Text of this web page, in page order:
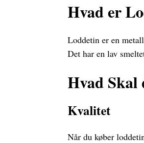
Hvad er
Loddetin er en
Det har en lav
Hvad Skal
Kvalitet
Når du køber